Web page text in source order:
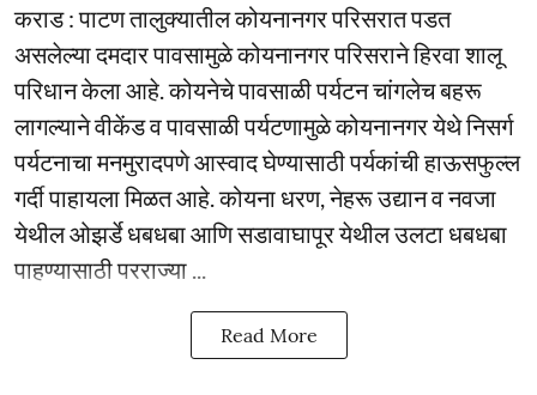
कराड : पाटण तालुक्यातील कोयनानगर परिसरात पडत
असलेल्या दमदार पावसामुळे कोयनानगर परिसराने हिरवा शालू
परिधान केला आहे. कोयनेचे पावसाळी पर्यटन चांगलेच बहरू
लागल्याने वीकेंड व पावसाळी पर्यटणामुळे कोयनानगर येथे निसर्ग
पर्यटनाचा मनमुरादपणे आस्वाद घेण्यासाठी पर्यकांची हाऊसफुल्ल
गर्दी पाहायला मिळत आहे. कोयना धरण, नेहरू उद्यान व नवजा
येथील ओझर्डे धबधबा आणि सडावाघापूर येथील उलटा धबधबा
पाहण्यासाठी परराज्या ...
Read More